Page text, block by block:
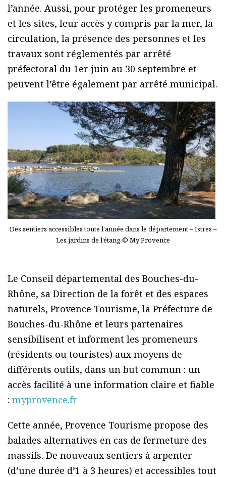
l’année. Aussi, pour protéger les promeneurs
et les sites, leur accès y compris par la mer, la
circulation, la présence des personnes et les
travaux sont réglementés par arrêté
préfectoral du 1er juin au 30 septembre et
peuvent l’être également par arrêté municipal.
Des sentiers accessibles toute l’année dans le département – Istres –
Les jardins de l’étang © My Provence
Le Conseil départemental des Bouches-du-
Rhône, sa Direction de la forêt et des espaces
naturels, Provence Tourisme, la Préfecture de
Bouches-du-Rhône et leurs partenaires
sensibilisent et informent les promeneurs
(résidents ou touristes) aux moyens de
différents outils, dans un but commun : un
accès facilité à une information claire et fiable
: myprovence.fr
Cette année, Provence Tourisme propose des
balades alternatives en cas de fermeture des
massifs. De nouveaux sentiers à arpenter
(d’une durée d’1 à 3 heures) et accessibles tout